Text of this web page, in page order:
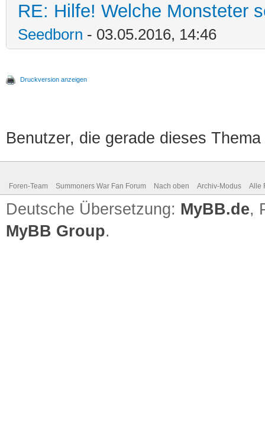
RE: Hilfe! Welche Monsteter
Seedborn - 03.05.2016, 14:46
Druckversion anzeigen
Benutzer, die gerade dieses
Foren-Team Summoners War Fan Forum Nach oben Archiv-Modus Alle
Deutsche Übersetzung: MyBB.de,
MyBB Group.